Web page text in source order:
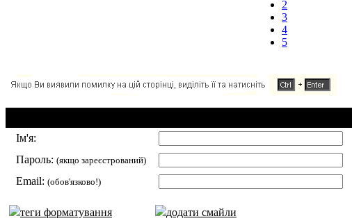
2
3
4
5
Ім'я:
Пароль: (якщо зареєстрований)
Email: (обов'язково!)
теги форматування додати смайли